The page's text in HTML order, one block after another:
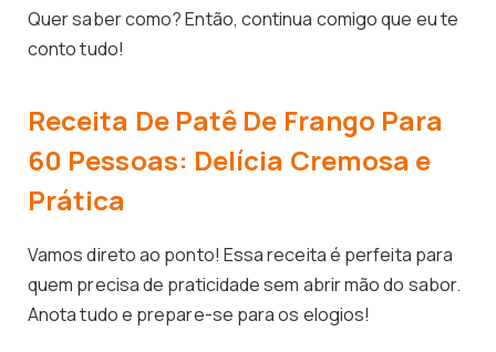
Quer saber como? Então, continua comigo que eu te
conto tudo!
Receita De Patê De Frango Para
60 Pessoas: Delícia Cremosa e
Prática
Vamos direto ao ponto! Essa receita é perfeita para
quem precisa de praticidade sem abrir mão do sabor.
Anota tudo e prepare-se para os elogios!